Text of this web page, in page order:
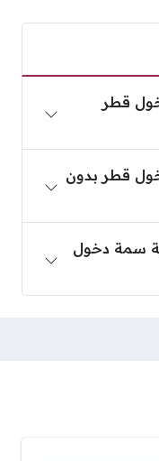
قطر
قطر بدون
سمة دخول